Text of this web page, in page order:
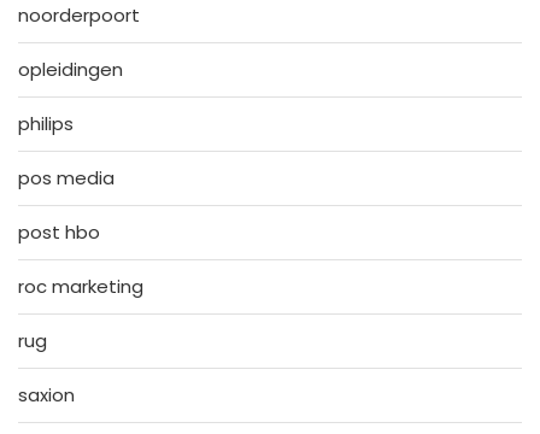
noorderpoort
opleidingen
philips
pos media
post hbo
roc marketing
rug
saxion